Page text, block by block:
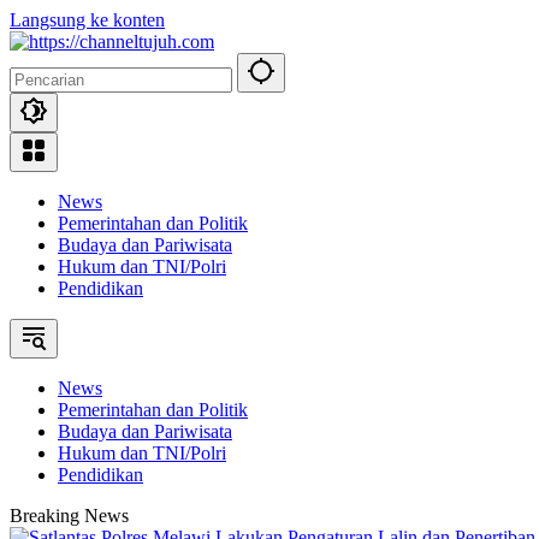
Langsung ke konten
News
Pemerintahan dan Politik
Budaya dan Pariwisata
Hukum dan TNI/Polri
Pendidikan
News
Pemerintahan dan Politik
Budaya dan Pariwisata
Hukum dan TNI/Polri
Pendidikan
Breaking News